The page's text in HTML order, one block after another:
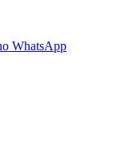
WhatsApp